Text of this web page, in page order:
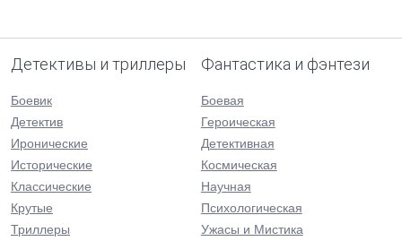
Детективы и триллеры
Боевик
Детектив
Иронические
Исторические
Классические
Крутые
Триллеры
Фантастика и фэнтези
Боевая
Героическая
Детективная
Космическая
Научная
Психологическая
Ужасы и Мистика